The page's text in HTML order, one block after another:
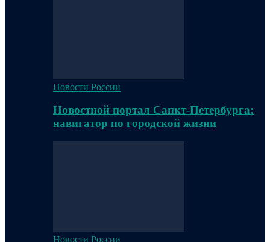
Новости России
Новостной портал Санкт-Петербурга:
навигатор по городской жизни
Новости России